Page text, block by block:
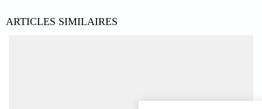
ARTICLES SIMILAIRES